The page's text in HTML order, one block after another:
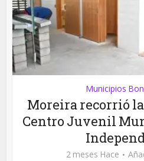
Municipios
Moreira recorrió
Centro Juvenil
2 meses Hace